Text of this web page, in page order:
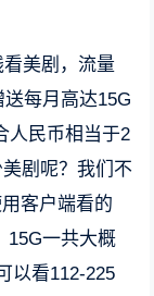
看美剧，流量
每月高达15G
人民币相当于2
剧呢？我们不
客户端看的
15G一共大概
以看112-225